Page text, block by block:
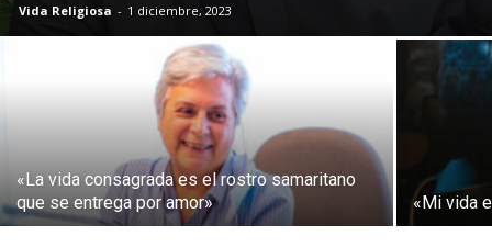
Vida Religiosa - 1 diciembre, 2023
«La vida consagrada es el rostro samaritano
que se entrega por amor»
«Mi vida